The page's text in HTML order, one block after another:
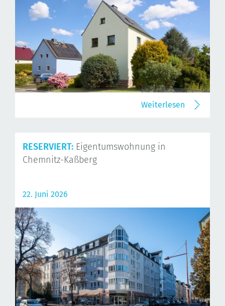
Weiterlesen
RESERVIERT: Eigentumswohnung in
Chemnitz-Kaßberg
22. Juni 2026